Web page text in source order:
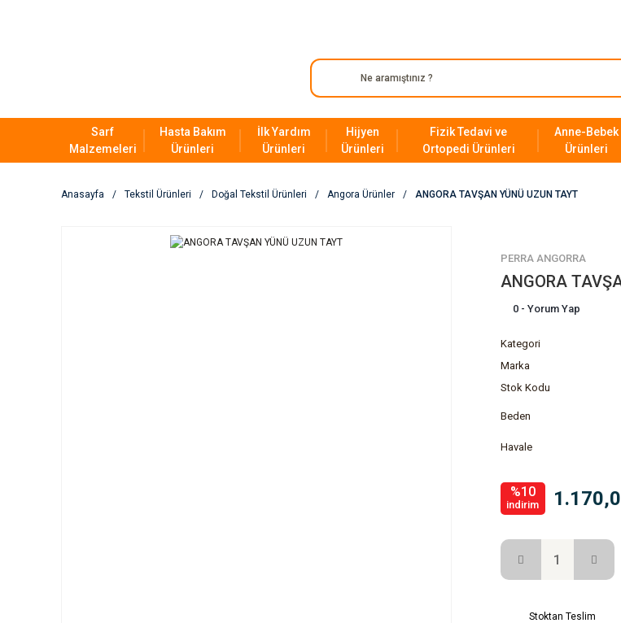
Sarf
Malzemeleri
Hasta Bakım
Ürünleri
İlk Yardım
Ürünleri
Hijyen
Ürünleri
Fizik Tedavi ve
Ortopedi Ürünleri
Anne-Bebek
Ürünleri
Anasayfa Tekstil Ürünleri Doğal Tekstil Ürünleri Angora Ürünler ANGORA TAVŞAN YÜNÜ UZUN TAYT
PERRA ANGORRA
ANGORA
0 - Yorum Yap
Kategori
Marka
Stok Kodu
Beden
Havale
%10
indirim
Stoktan Teslim